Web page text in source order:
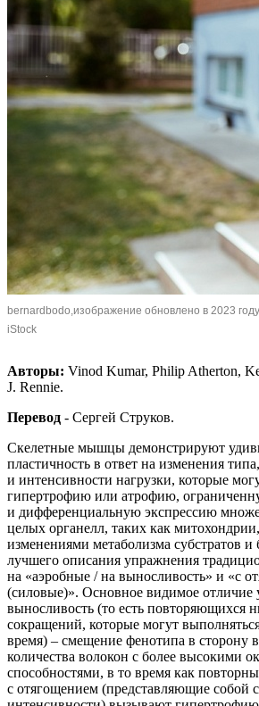
bernardbodo,изображение обновлено в 2023 году
iStock
Авторы: Vinod Kumar, Philip Atherton,
J. Rennie.
Перевод - Сергей Струков.
Скелетные мышцы демонстрируют
пластичность в ответ на изменения
и интенсивности нагрузки, которые
гипертрофию или атрофию,
и дифференциальную экспрессию
целых органелл, таких как
изменениями метаболизма субстратов
лучшего описания упражнения
на «аэробные / на выносливость» и «с
(силовые)». Основное видимое отличие
выносливость (то есть повторяющихся
сокращений, которые могут
время) – смещение фенотипа в сторону
количества волокон с более высокими
способностями, в то время как
с отягощением (представляющие собой